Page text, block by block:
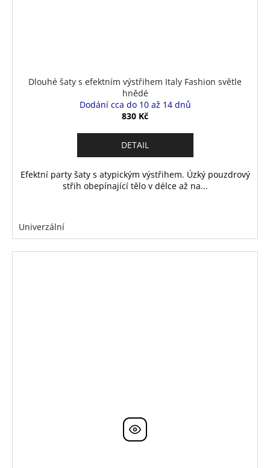
Dlouhé šaty s efektním výstřihem Italy Fashion světle
hnědé
Dodání cca do 10 až 14 dnů
830 Kč
DETAIL
Efektní party šaty s atypickým výstřihem. Úzký pouzdrový
střih obepínající tělo v délce až na...
Univerzální